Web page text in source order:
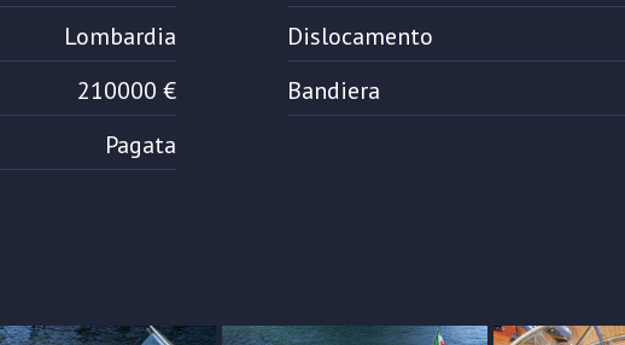
Lombardia
210000 €
Pagata
Dislocamento
Bandiera